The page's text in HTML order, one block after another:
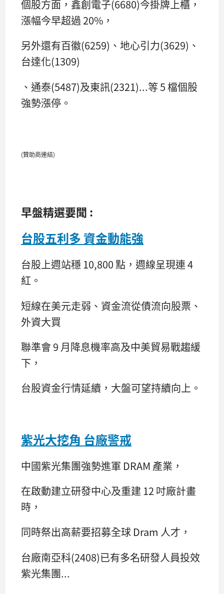
個股方面，鑫創電子(6680)今掛牌上櫃，
漲幅今早超過 20%，
另外還有百徽(6259)、地心引力(3629)、
台達化(1309)
、通泰(5487)及東訊(2321)...等 5 檔個股
強勢漲停。
(贊助商連結)
早盤精選要聞 :
台股五利多 資金動能強
台股上週站穩 10,800 點，週線呈現連 4
紅。
短線在美元走弱、資金流從債流向股票、
外資大買
聯準會 9 月降息機率高及中美貿易戰趨緩
下，
台股資金行情延續，大盤可望持續向上。
紫光大挖角 台廠警戒
中國紫光集團強勢進軍 DRAM 產業，
在啟動建立研發中心及重建 12 吋廠計畫
時，
同時祭出高薪要招募全球 Dram 人才，
台廠南亞科(2408)已有多名研發人員投效
紫光集團...